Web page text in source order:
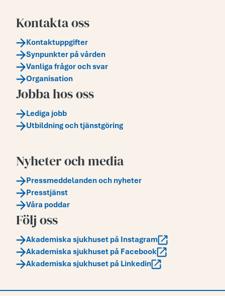
Kontakta oss
Kontaktuppgifter
Synpunkter på vården
Vanliga frågor och svar
Organisation
Jobba hos oss
Lediga jobb
Utbildning och tjänstgöring
Nyheter och media
Pressmeddelanden och nyheter
Presstjänst
Våra poddar
Följ oss
Akademiska sjukhuset på Instagram
Akademiska sjukhuset på Facebook
Akademiska sjukhuset på Linkedin